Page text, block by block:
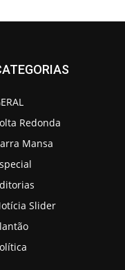
Redonda
Mansa
Slider